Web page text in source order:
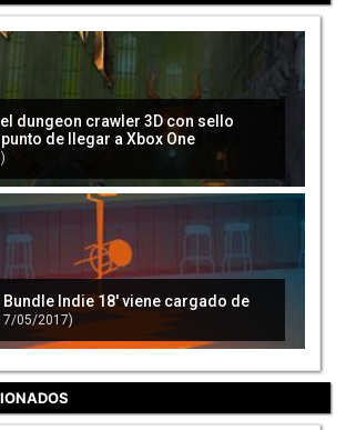
dungeon crawler 3D con sello
de llegar a Xbox One
Bundle Indie 18' viene cargado de
05/2017)